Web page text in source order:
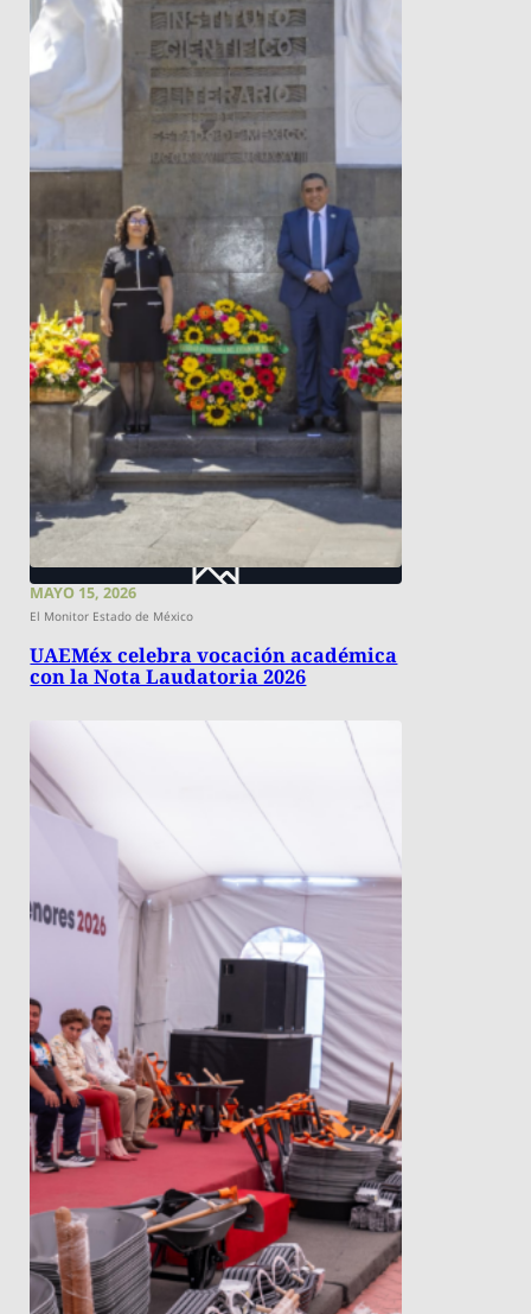
MAYO 15, 2026
El Monitor Estado de México
UAEMéx celebra vocación académica
con la Nota Laudatoria 2026